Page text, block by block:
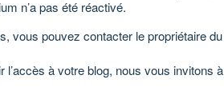
n’a pas été réactivé.
vous pouvez contacter le propriétaire du
l’accès à votre blog, nous vous invitons à